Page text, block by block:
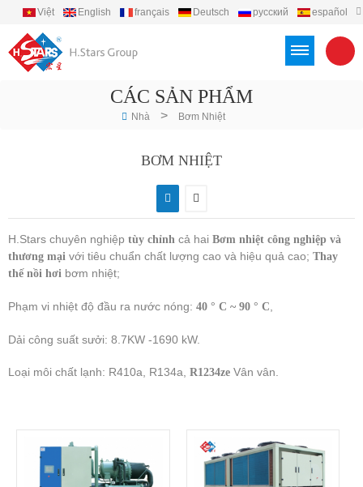
Việt English français Deutsch русский
español
CÁC SẢN PHẨM
Nhà > Bơm Nhiệt
BƠM NHIỆT
H.Stars chuyên nghiệp tùy chỉnh cả hai Bơm nhiệt công nghiệp và
thương mại với tiêu chuẩn chất lượng cao và hiệu quả cao; Thay
thế nồi hơi bơm nhiệt;
Phạm vi nhiệt độ đầu ra nước nóng: 40 ° C ~ 90 ° C
Dải công suất sưởi: 8.7KW -1690 kW.
Loại môi chất lạnh: R410a, R134a, R1234ze Vân vân.